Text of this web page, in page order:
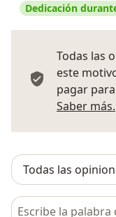
Dedicación
Todas las
este
pagar
Saber más.
Busca en opiniones